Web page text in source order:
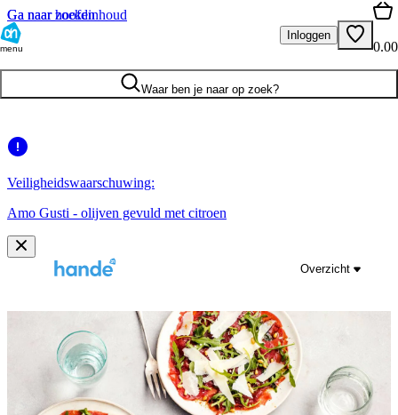
Ga naar hoofdinhoud
Ga naar zoeken
menu
Inloggen
0.00
Waar ben je naar op zoek?
Veiligheidswaarschuwing:
Amo Gusti - olijven gevuld met citroen
Overzicht